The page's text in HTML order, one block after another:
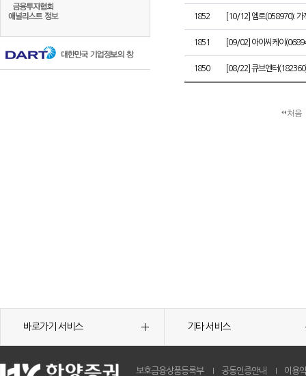
1852 [10/12] 엠로(058970): 가
1851 [09/02] 아이씨케이
1850 [08/22] 큐브엔터
처음
바로가기 서비스 기타 서비스
보호금융상품등록부 공동인증안내 이용